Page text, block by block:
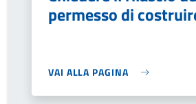
permesso di
VAI ALLA PAGINA